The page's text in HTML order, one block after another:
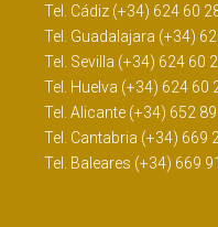
Tel. Cádiz (+34) 624 60
Tel. Guadalajara (+34)
Tel. Sevilla (+34) 624 60
Tel. Huelva (+34) 624 60
Tel. Alicante (+34) 652
Tel. Cantabria (+34) 669
Tel. Baleares (+34) 669